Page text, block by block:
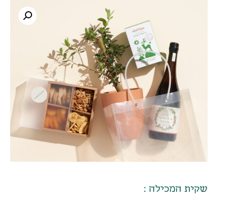
שקית המכילה :